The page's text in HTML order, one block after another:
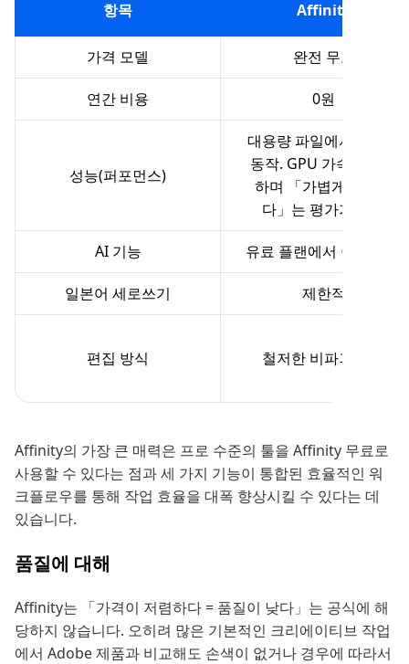
항목 Affinity
가격 모델 완전 무료
연간 비용 0원
성능(퍼포먼스)
대용량 파일에서도 고속
동작. GPU 가속을 지원
하며 「가볍게 작동한
다」는 평가가 높음
AI 기능 유료 플랜에서 이용 가능
일본어 세로쓰기 제한적
편집 방식 철저한 비파괴 편집
Affinity의 가장 큰 매력은 프로 수준의 툴을 Affinity 무료로
사용할 수 있다는 점과 세 가지 기능이 통합된 효율적인 워
크플로우를 통해 작업 효율을 대폭 향상시킬 수 있다는 데
있습니다.
품질에 대해
Affinity는 「가격이 저렴하다 = 품질이 낮다」는 공식에 해
당하지 않습니다. 오히려 많은 기본적인 크리에이티브 작업
에서 Adobe 제품과 비교해도 손색이 없거나 경우에 따라서